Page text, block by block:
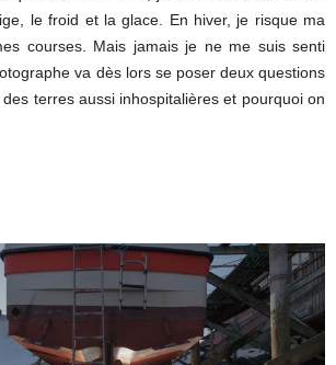
le froid et la glace. En hiver, je risque ma
courses. Mais jamais je ne me suis senti
va dès lors se poser deux questions
terres aussi inhospitalières et pourquoi on